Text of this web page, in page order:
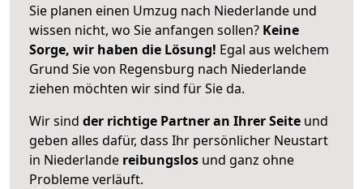
Sie planen einen Umzug nach Niederlande und
wissen nicht, wo Sie anfangen sollen? Keine
Sorge, wir haben die Lösung! Egal aus welchem
Grund Sie von Regensburg nach Niederlande
ziehen möchten wir sind für Sie da.
Wir sind der richtige Partner an Ihrer Seite und
geben alles dafür, dass Ihr persönlicher Neustart
in Niederlande reibungslos und ganz ohne
Probleme verläuft.